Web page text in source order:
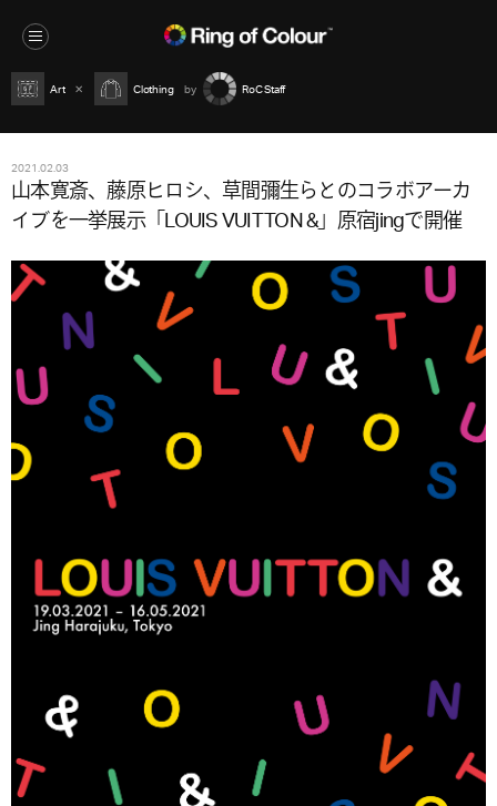
Art Clothing RoC Staff
2021.02.03
山本寛斎、藤原ヒロシ、草間彌生らとのコラボアーカ
イブを一挙展示「LOUIS VUITTON &」原宿jingで開催